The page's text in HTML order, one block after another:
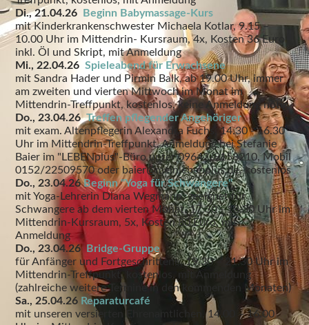
Di., 21.04.26
Beginn Babymassage-Kurs
mit Kinderkrankenschwester Michaela Kotlar, 9.15 –
10.00 Uhr im Mittendrin- Kursraum, 4x, Kosten 36 Euro
inkl. Öl und Skript, mit Anmeldung
Mi., 22.04.26Spieleabend für Erwachsene
mit Sandra Hader und Pirmin Balk, ab 19.00 Uhr, immer
am zweiten und vierten Mittwoch im Monat im
Mittendrin-Treffpunkt, kostenlos, keine Anmeldung nötig
Do., 23.04.26Treffen pflegender Angehöriger
mit exam. Altenpflegerin Alexandra Fuchs, 14.30 - 16.30
Uhr im Mittendrin-Treffpunkt, Anmeldung bei Stefanie
Baier im "LEBENplus"-Büro unter 09642/9158210, Mobil
0152/22509570 oder baier@meinlebenplus.de, kostenlos
Do., 23.04.26 Beginn "Yoga für Schwangere"
mit Yoga-Lehrerin Diana Wegmann, geeignet für
Schwangere ab dem vierten Monat, 17.30 - 18.30 Uhr im
Mittendrin-Kursraum, 5x, Kosten 80 Euro, mit
Anmeldung
Do., 23.04.26 Bridge-Gruppe
für Anfänger und Fortgeschrittene, 19.30 – 21.30 Uhr im
Mittendrin-Treffpunkt, kostenlos, mit Anmeldung
(zahlreiche weitere Termine in den kommenden Monaten)
Sa., 25.04.26 Reparaturcafé
mit unseren versierten Ehrenamtlichen, 14.00 – 16.00